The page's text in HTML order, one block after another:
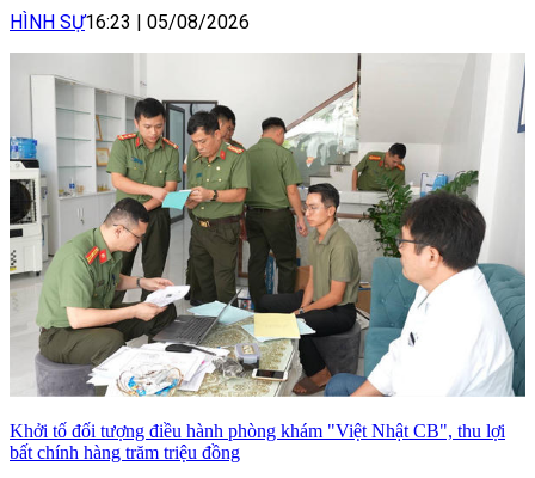
HÌNH SỰ16:23 | 05/08/2026
Khởi tố đối tượng điều hành phòng khám "Việt Nhật CB", thu lợi
bất chính hàng trăm triệu đồng